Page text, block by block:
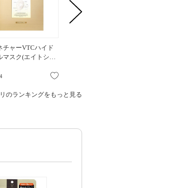
チャーVTCハイド
マスク(エイトシ…
のランキングをもっと見る